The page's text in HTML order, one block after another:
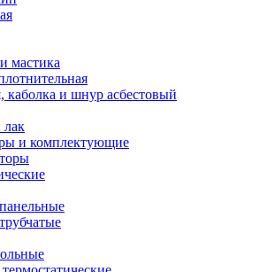
мастика
каболка и шнур асбестовый
лак
и комплектующие